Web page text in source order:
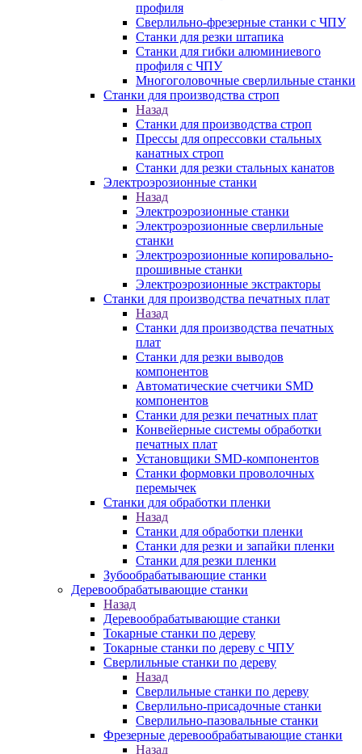
профиля
Сверлильно-фрезерные станки с ЧПУ
Станки для резки штапика
Станки для гибки алюминиевого
профиля с ЧПУ
Многоголовочные сверлильные станки
Станки для производства строп
Назад
Станки для производства строп
Прессы для опрессовки стальных
канатных строп
Станки для резки стальных канатов
Электроэрозионные станки
Назад
Электроэрозионные станки
Электроэрозионные сверлильные
станки
Электроэрозионные копировально-
прошивные станки
Электроэрозионные экстракторы
Станки для производства печатных плат
Назад
Станки для производства печатных
плат
Станки для резки выводов
компонентов
Автоматические счетчики SMD
компонентов
Станки для резки печатных плат
Конвейерные системы обработки
печатных плат
Установщики SMD-компонентов
Станки формовки проволочных
перемычек
Станки для обработки пленки
Назад
Станки для обработки пленки
Станки для резки и запайки пленки
Станки для резки пленки
Зубообрабатывающие станки
Деревообрабатывающие станки
Назад
Деревообрабатывающие станки
Токарные станки по дереву
Токарные станки по дереву с ЧПУ
Сверлильные станки по дереву
Назад
Сверлильные станки по дереву
Сверлильно-присадочные станки
Сверлильно-пазовальные станки
Фрезерные деревообрабатывающие станки
Назад